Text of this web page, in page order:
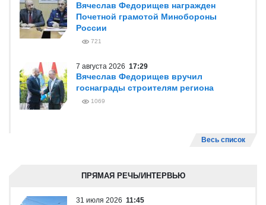
Вячеслав Федорищев награжден
Почетной грамотой Минобороны
России
721
7 августа 2026 17:29
Вячеслав Федорищев вручил
госнаграды строителям региона
1069
Весь список
ПРЯМАЯ РЕЧЬ/ИНТЕРВЬЮ
31 июля 2026 11:45